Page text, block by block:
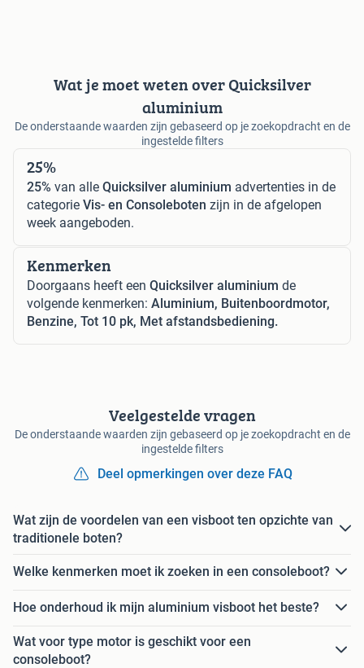
Wat je moet weten over Quicksilver
aluminium
De onderstaande waarden zijn gebaseerd op je zoekopdracht en de
ingestelde filters
25%
25% van alle Quicksilver aluminium advertenties in de
categorie Vis- en Consoleboten zijn in de afgelopen
week aangeboden.
Kenmerken
Doorgaans heeft een Quicksilver aluminium de
volgende kenmerken: Aluminium, Buitenboordmotor,
Benzine, Tot 10 pk, Met afstandsbediening.
Veelgestelde vragen
De onderstaande waarden zijn gebaseerd op je zoekopdracht en de
ingestelde filters
Deel opmerkingen over deze FAQ
Wat zijn de voordelen van een visboot ten opzichte van
traditionele boten?
Welke kenmerken moet ik zoeken in een consoleboot?
Hoe onderhoud ik mijn aluminium visboot het beste?
Wat voor type motor is geschikt voor een
consoleboot?